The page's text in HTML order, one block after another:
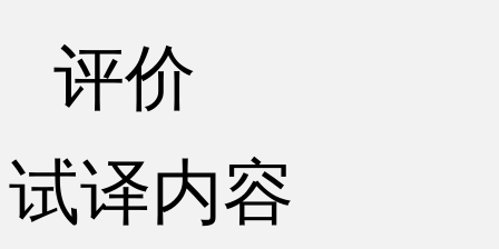
评价
试译内容